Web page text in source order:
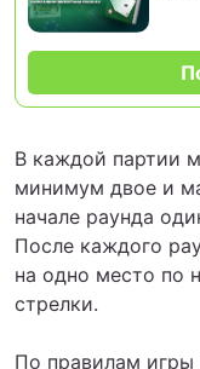
В каждой партии
минимум двое и
начале раунда
После каждого
на одно место по
стрелки.
По правилам игры